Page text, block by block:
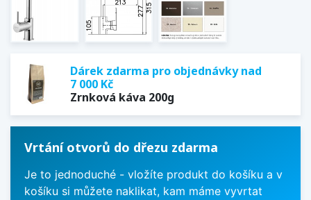
Dárek zdarma pro objednávky nad
7 000 Kč
Zrnková káva 200g
Vrtání otvorů do dřezu zdarma
Je to jednoduché - vložíte produkt do košíku a v
košíku si můžete naklikat, kam máme vyvrtat